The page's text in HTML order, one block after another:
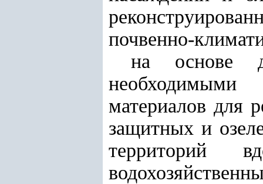
почвенно-
на основе
необходимыми
материалов для
защитных и
территорий